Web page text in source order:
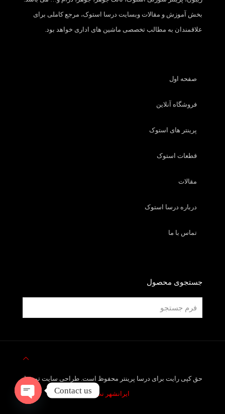
بخش آموزش و مقالات وبسایت درسا استوک، مرجع کاملی برای
علاقمندان به مطالب تخصصی ماشین های اداری خواهد بود.
صفحه اول
فروشگاه آنلاین
پرینتر های استوک
قطعات استوک
مقالات
درباره درسا استوک
تماس با ما
جستجوی محصول
حق کپی رایت برای درسا پرینتر محفوظ است. طراحی سایت توسط
ایرانشهر نت
Contact us